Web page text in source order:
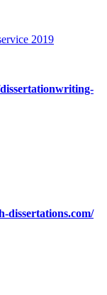
2019
dissertations.com/